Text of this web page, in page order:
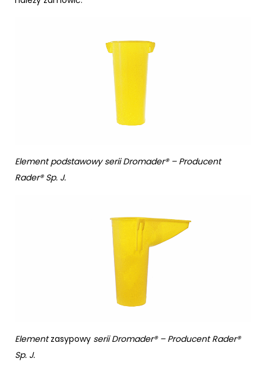
Element podstawowy serii Dromader® – Producent
Rader® Sp. J.
Elementzasypowy serii Dromader® – Producent Rader®
Sp. J.